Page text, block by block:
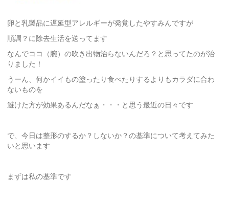
卵と乳製品に遅延型アレルギーが発覚したやすみんですが
順調？に除去生活を送ってます
なんでココ（腕）の吹き出物治らないんだろ？と思ってたのが治
りました！
うーん、何かイイもの塗ったり食べたりするよりもカラダに合わ
ないものを
避けた方が効果あるんだなぁ・・・と思う最近の日々です
で、今日は整形のするか？しないか？の基準について考えてみた
いと思います
まずは私の基準です